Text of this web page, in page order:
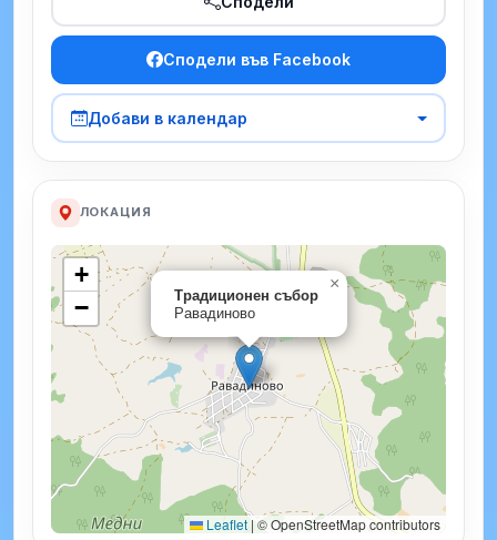
Сподели във Facebook
Добави в календар
ЛОКАЦИЯ
Традиционен събор
Равадиново
×
+
−
Leaflet |© OpenStreetMap contributors